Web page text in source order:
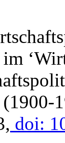
doi: